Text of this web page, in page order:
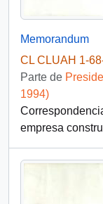
Memorandum
CL CLUAH 1-
Parte de
1994)
empresa